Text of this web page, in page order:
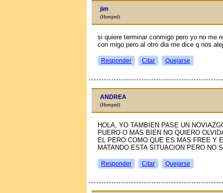
jim
(Huesped)
si quiere terminar conmigo pero yo no me
con migo pero al otro dia me dice q nos
Responder Citar Quejarse
ANDREA
(Huesped)
HOLA, YO TAMBIEN PASE UN
PUERO O MAS BIEN NO QUIERO
EL PERO COMO QUE ES MAS FREE Y
MATANDO ESTA SITUACION PERO NO
Responder Citar Quejarse